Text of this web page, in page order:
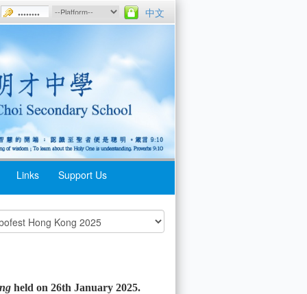
中文
Links Support Us
held on 26th January 2025.